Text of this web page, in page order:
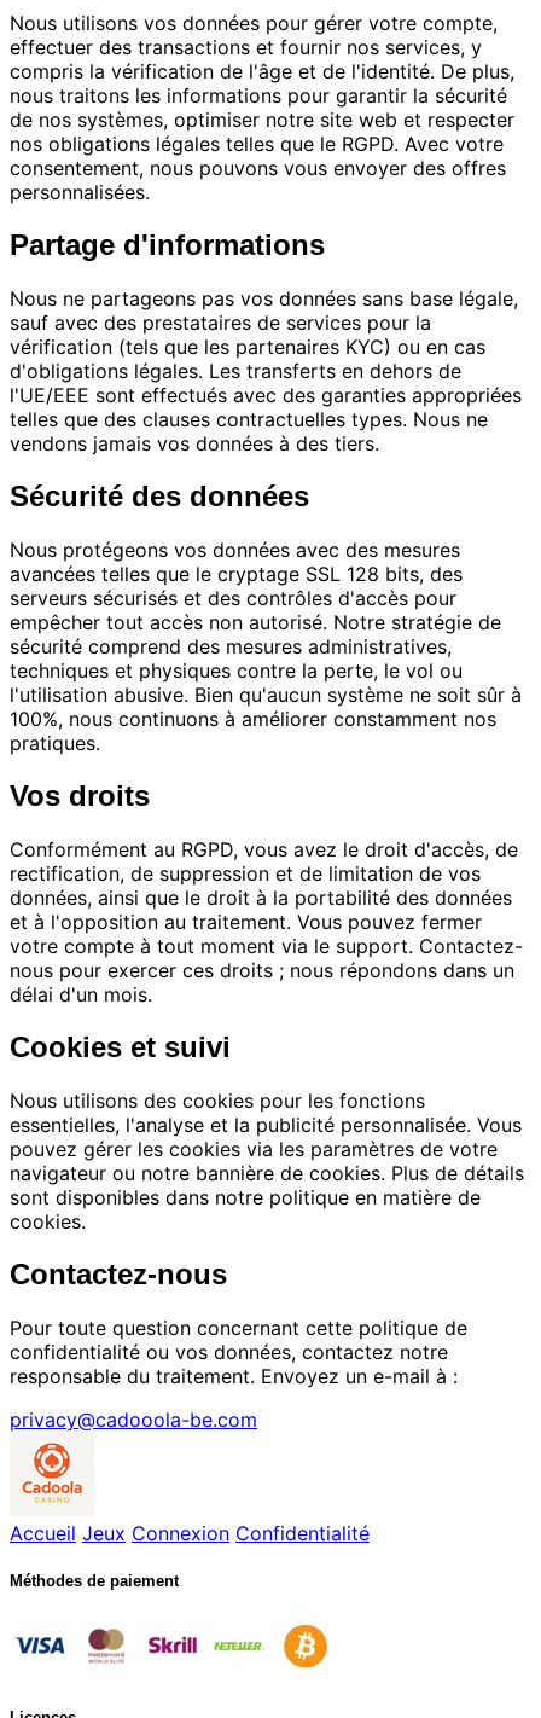
Nous utilisons vos données pour gérer votre compte,
effectuer des transactions et fournir nos services, y
compris la vérification de l'âge et de l'identité. De plus,
nous traitons les informations pour garantir la sécurité
de nos systèmes, optimiser notre site web et respecter
nos obligations légales telles que le RGPD. Avec votre
consentement, nous pouvons vous envoyer des offres
personnalisées.
Partage d'informations
Nous ne partageons pas vos données sans base légale,
sauf avec des prestataires de services pour la
vérification (tels que les partenaires KYC) ou en cas
d'obligations légales. Les transferts en dehors de
l'UE/EEE sont effectués avec des garanties appropriées
telles que des clauses contractuelles types. Nous ne
vendons jamais vos données à des tiers.
Sécurité des données
Nous protégeons vos données avec des mesures
avancées telles que le cryptage SSL 128 bits, des
serveurs sécurisés et des contrôles d'accès pour
empêcher tout accès non autorisé. Notre stratégie de
sécurité comprend des mesures administratives,
techniques et physiques contre la perte, le vol ou
l'utilisation abusive. Bien qu'aucun système ne soit sûr à
100%, nous continuons à améliorer constamment nos
pratiques.
Vos droits
Conformément au RGPD, vous avez le droit d'accès, de
rectification, de suppression et de limitation de vos
données, ainsi que le droit à la portabilité des données
et à l'opposition au traitement. Vous pouvez fermer
votre compte à tout moment via le support. Contactez-
nous pour exercer ces droits ; nous répondons dans un
délai d'un mois.
Cookies et suivi
Nous utilisons des cookies pour les fonctions
essentielles, l'analyse et la publicité personnalisée. Vous
pouvez gérer les cookies via les paramètres de votre
navigateur ou notre bannière de cookies. Plus de détails
sont disponibles dans notre politique en matière de
cookies.
Contactez-nous
Pour toute question concernant cette politique de
confidentialité ou vos données, contactez notre
responsable du traitement. Envoyez un e-mail à :
privacy@cadooola-be.com
Accueil Jeux Connexion Confidentialité
Méthodes de paiement